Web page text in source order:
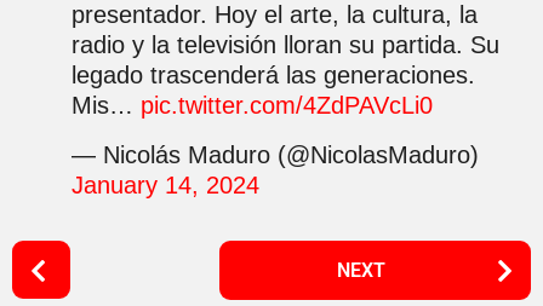
presentador. Hoy el arte, la cultura, la
radio y la televisión lloran su partida. Su
legado trascenderá las generaciones.
Mis… pic.twitter.com/4ZdPAVcLi0
— Nicolás Maduro (@NicolasMaduro)
January 14, 2024
P
o
NEXT